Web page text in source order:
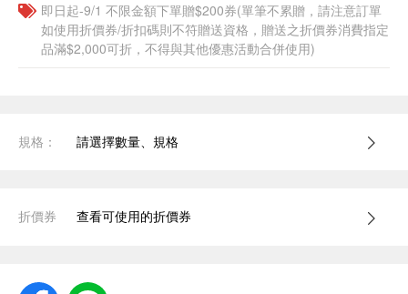
即日起-9/1 不限金額下單贈$200券(單筆不累贈，請注意訂單
如使用折價券/折扣碼則不符贈送資格，贈送之折價券消費指定
品滿$2,000可折，不得與其他優惠活動合併使用)
規格： 請選擇數量、規格
折價券 查看可使用的折價券